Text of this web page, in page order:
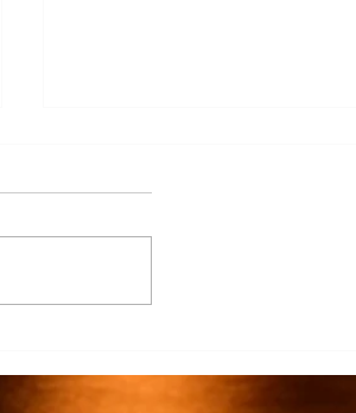
Desarrollo del TECNM Virtual